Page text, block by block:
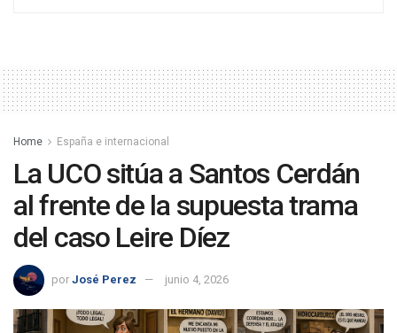
Home España e internacional
La UCO sitúa a Santos Cerdán
al frente de la supuesta trama
del caso Leire Díez
por José Perez junio 4, 2026